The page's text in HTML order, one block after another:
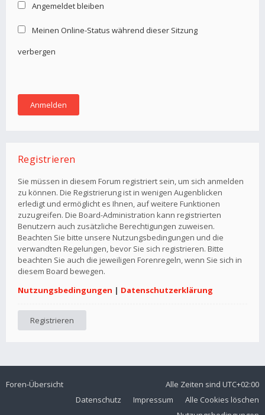
Angemeldet bleiben
Meinen Online-Status während dieser Sitzung
verbergen
Registrieren
Sie müssen in diesem Forum registriert sein, um sich anmelden
zu können. Die Registrierung ist in wenigen Augenblicken
erledigt und ermöglicht es Ihnen, auf weitere Funktionen
zuzugreifen. Die Board-Administration kann registrierten
Benutzern auch zusätzliche Berechtigungen zuweisen.
Beachten Sie bitte unsere Nutzungsbedingungen und die
verwandten Regelungen, bevor Sie sich registrieren. Bitte
beachten Sie auch die jeweiligen Forenregeln, wenn Sie sich in
diesem Board bewegen.
Nutzungsbedingungen | Datenschutzerklärung
Registrieren
Foren-Übersicht Alle Zeiten sind UTC+02:00
Alle Cookies löschen
Impressum
Datenschutz